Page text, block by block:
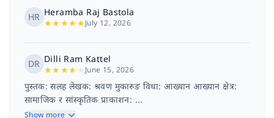
HR Heramba Raj Bastola
★★★★★July 12, 2026
DR Dilli Ram Kattel
★★★★ June 15, 2026
पुस्तक: सलह लेखक: श्रवण मुकारुङ विधा: आख्यान आख्यान क्षेत्र:
सामाजिक र सांस्कृतिक प्राकाशन: ...
Show more